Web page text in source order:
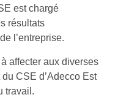
est chargé
résultats
l’entreprise.
affecter aux diverses
CSE d’Adecco Est
travail.